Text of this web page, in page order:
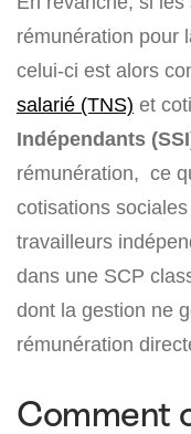
rémunération pour
celui-ci est alors
salarié (TNS) et
Indépendants
rémunération, ce
cotisations
travailleurs
dans une SCP
dont la gestion ne
rémunération
Comment